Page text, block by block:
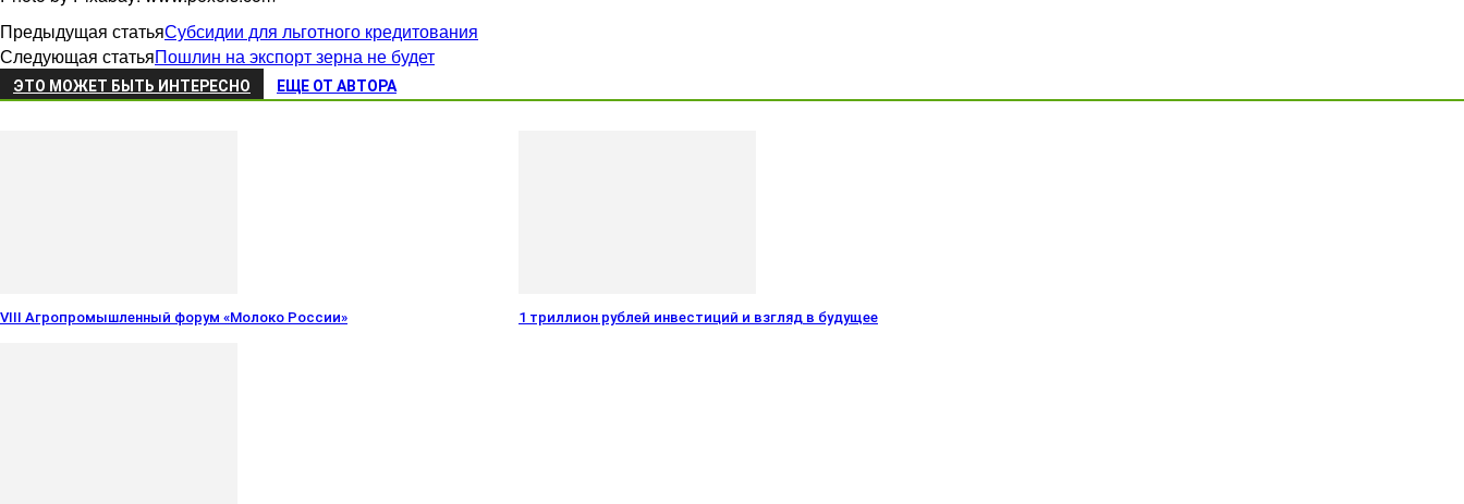
Предыдущая статьяСубсидии для льготного кредитования
Следующая статьяПошлин на экспорт зерна не будет
ЭТО МОЖЕТ БЫТЬ ИНТЕРЕСНО ЕЩЕ ОТ АВТОРА
VIII Агропромышленный форум «Молоко России» 1 триллион рублей инвестиций и взгляд в будущее